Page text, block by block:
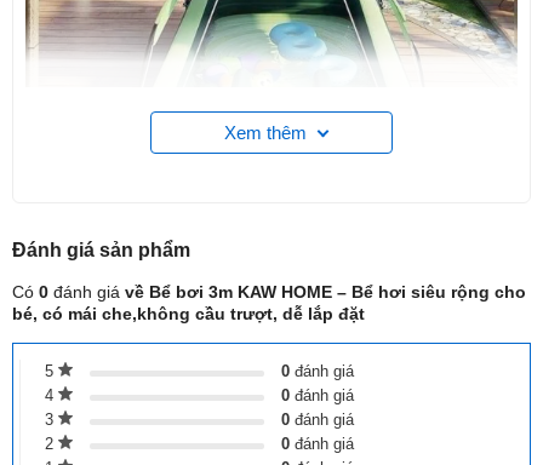
TÍNH NĂNG NỔI BẬT
Mái che toàn diện: Che phủ kín khu vực bể bơi, giúp
Xem thêm
Đánh giá sản phẩm
Có 0 đánh giá về Bể bơi 3m KAW HOME – Bể hơi siêu rộng cho
bé, có mái che,không cầu trượt, dễ lắp đặt
5 0 đánh giá
4
0 đánh giá
3
0 đánh giá
2
0 đánh giá